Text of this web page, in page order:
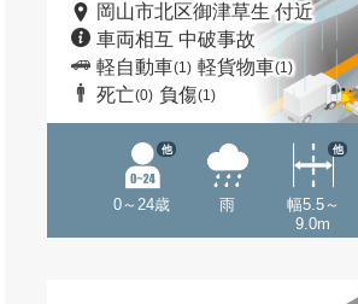
岡山市北区御津草生 付近
車両相互 中破事故
軽自動車(1) 軽貨物車(1)
死亡(0) 負傷(1)
0～24歳
他
雨
幅5.5～
9.0m
他